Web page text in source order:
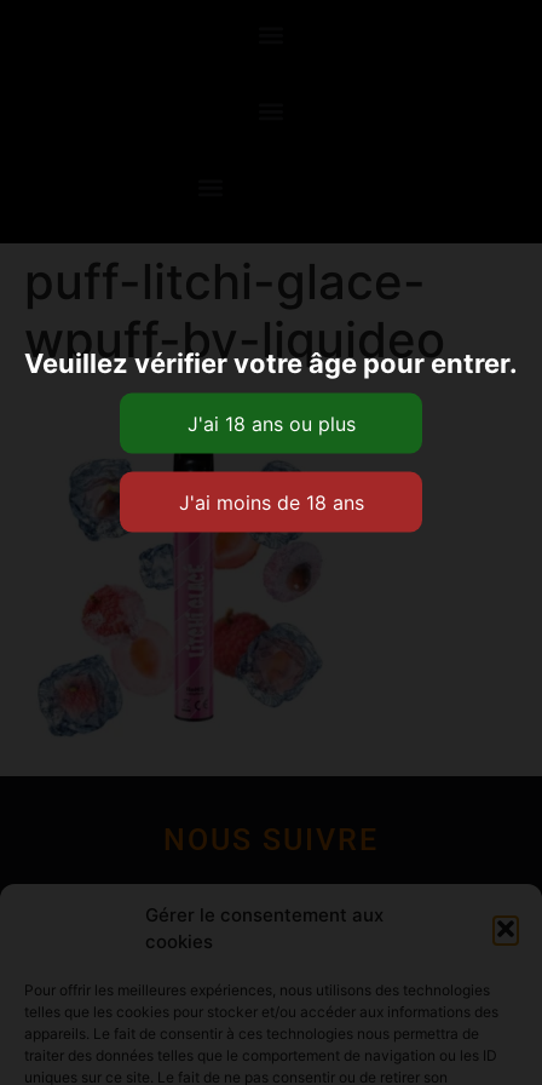
Gérer le consentement aux
cookies
Pour offrir les meilleures expériences, nous utilisons des technologies
telles que les cookies pour stocker et/ou accéder aux informations des
appareils. Le fait de consentir à ces technologies nous permettra de
traiter des données telles que le comportement de navigation ou les ID
uniques sur ce site. Le fait de ne pas consentir ou de retirer son
puff-litchi-glace-
wpuff-by-liquideo
NOUS SUIVRE
Pages d'informations
Veuillez vérifier votre âge pour entrer.